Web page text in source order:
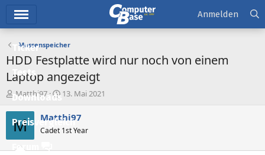
Ticker
Tests
Downloads
Preisvergleich
Forum
Anmelden
Massenspeicher
HDD Festplatte wird nur noch von einem
Laptop angezeigt
E
r
s
t
Matthi97
E
s
e
13. Mai 2021
M Matthi97
Cadet 1st Year